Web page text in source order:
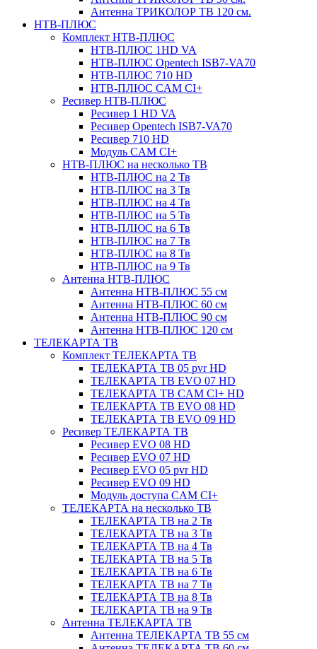
Антенна ТРИКОЛОР ТВ 120 см.
НТВ-ПЛЮС
Комплект НТВ-ПЛЮС
НТВ-ПЛЮС 1HD VA
НТВ-ПЛЮС Opentech ISB7-VA70
НТВ-ПЛЮС 710 HD
НТВ-ПЛЮС CAM CI+
Ресивер НТВ-ПЛЮС
Ресивер 1 HD VA
Ресивер Opentech ISB7-VA70
Ресивер 710 HD
Модуль CAM CI+
НТВ-ПЛЮС на несколько ТВ
НТВ-ПЛЮС на 2 Тв
НТВ-ПЛЮС на 3 Тв
НТВ-ПЛЮС на 4 Тв
НТВ-ПЛЮС на 5 Тв
НТВ-ПЛЮС на 6 Тв
НТВ-ПЛЮС на 7 Тв
НТВ-ПЛЮС на 8 Тв
НТВ-ПЛЮС на 9 Тв
Антенна НТВ-ПЛЮС
Антенна НТВ-ПЛЮС 55 см
Антенна НТВ-ПЛЮС 60 см
Антенна НТВ-ПЛЮС 90 см
Антенна НТВ-ПЛЮС 120 см
ТЕЛЕКАРТА ТВ
Комплект ТЕЛЕКАРТА ТВ
ТЕЛЕКАРТА ТВ 05 pvr HD
ТЕЛЕКАРТА ТВ EVO 07 HD
ТЕЛЕКАРТА ТВ CAM CI+ HD
ТЕЛЕКАРТА ТВ EVO 08 HD
ТЕЛЕКАРТА ТВ EVO 09 HD
Ресивер ТЕЛЕКАРТА ТВ
Ресивер EVO 08 HD
Ресивер EVO 07 HD
Ресивер EVO 05 pvr HD
Ресивер EVO 09 HD
Модуль доступа CAM CI+
ТЕЛЕКАРТА на несколько ТВ
ТЕЛЕКАРТА ТВ на 2 Тв
ТЕЛЕКАРТА ТВ на 3 Тв
ТЕЛЕКАРТА ТВ на 4 Тв
ТЕЛЕКАРТА ТВ на 5 Тв
ТЕЛЕКАРТА ТВ на 6 Тв
ТЕЛЕКАРТА ТВ на 7 Тв
ТЕЛЕКАРТА ТВ на 8 Тв
ТЕЛЕКАРТА ТВ на 9 Тв
Антенна ТЕЛЕКАРТА ТВ
Антенна ТЕЛЕКАРТА ТВ 55 см